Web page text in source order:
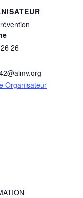
26
Organisateur